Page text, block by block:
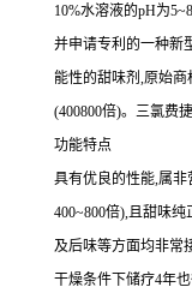
10%水溶液的pH为
并申请专利的一种新
能性的甜味剂,原始商
(400800倍)。三氯费
功能特点
具有优良的性能,属
400~800倍),且甜味
及后味等方面均非常
干燥条件下储疗4年